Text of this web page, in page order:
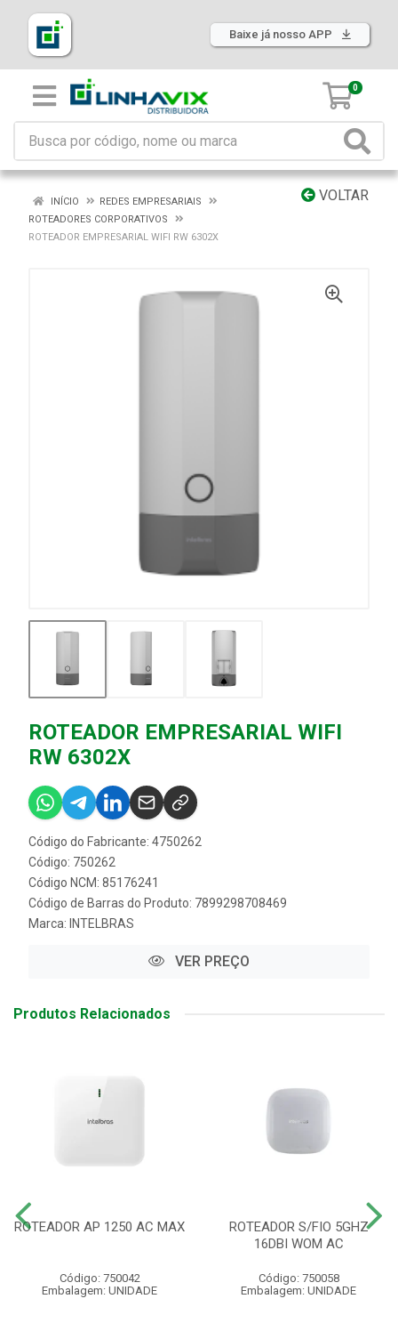
Baixe já nosso APP
0
VOLTAR
INÍCIO
REDES EMPRESARIAIS
ROTEADORES CORPORATIVOS
ROTEADOR EMPRESARIAL WIFI RW 6302X
ROTEADOR EMPRESARIAL WIFI
RW 6302X
Código do Fabricante: 4750262
Código: 750262
Código NCM: 85176241
Código de Barras do Produto: 7899298708469
Marca: INTELBRAS
VER PREÇO
Produtos Relacionados
ROTEADOR AP 1250 AC MAX
Código: 750042
Embalagem: UNIDADE
ROTEADOR S/FIO 5GHZ
16DBI WOM AC
Código: 750058
Embalagem: UNIDADE